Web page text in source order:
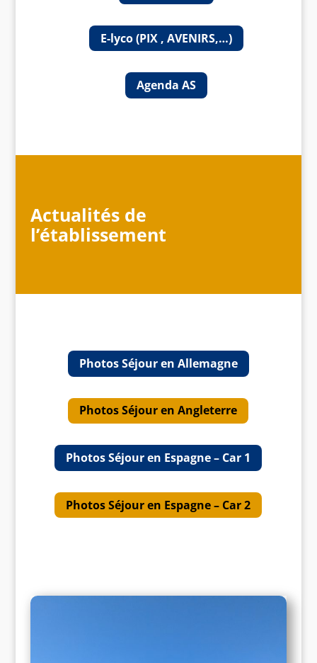
E-lyco (PIX , AVENIRS,…)
Agenda AS
Actualités de
l’établissement
Photos Séjour en Allemagne
Photos Séjour en Angleterre
Photos Séjour en Espagne – Car 1
Photos Séjour en Espagne – Car 2